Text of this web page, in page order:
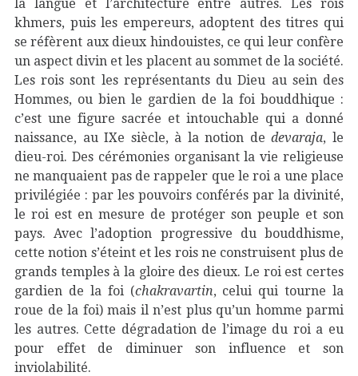
la langue et l’architecture entre autres. Les rois
khmers, puis les empereurs, adoptent des titres qui
se réfèrent aux dieux hindouistes, ce qui leur confère
un aspect divin et les placent au sommet de la société.
Les rois sont les représentants du Dieu au sein des
Hommes, ou bien le gardien de la foi bouddhique :
c’est une figure sacrée et intouchable qui a donné
naissance, au IXe siècle, à la notion dedevaraja, le
dieu-roi. Des cérémonies organisant la vie religieuse
ne manquaient pas de rappeler que le roi a une place
privilégiée : par les pouvoirs conférés par la divinité,
le roi est en mesure de protéger son peuple et son
pays. Avec l’adoption progressive du bouddhisme,
cette notion s’éteint et les rois ne construisent plus de
grands temples à la gloire des dieux. Le roi est certes
gardien de la foi (chakravartin, celui qui tourne la
roue de la foi) mais il n’est plus qu’un homme parmi
les autres. Cette dégradation de l’image du roi a eu
pour effet de diminuer son influence et son
inviolabilité.